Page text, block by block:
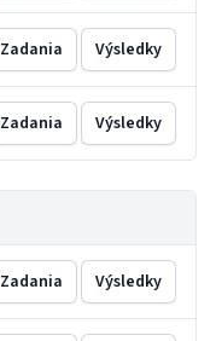
Zadania Výsledky
Zadania Výsledky
Zadania Výsledky